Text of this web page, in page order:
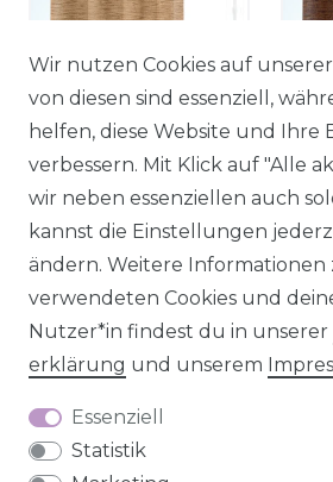
SCHÖNER LEBEN.
Thermovorhang
Thermochenille
Akustik Kälteschutz
goldbraun 245cm
oder Wunschlänge,
Aufhängung: Ösen
UVP 115,00 €
105,00 € *
Wir nutzen Cookies auf
von diesen sind essenziell,
helfen, diese Website und Ihre
verbessern. Mit Klick auf "Alle
wir neben essenziellen auch
kannst die Einstellungen
ändern. Weitere Informationen
verwendeten Cookies und
Nutzer*in findest du in unserer
erklärung und unserem
Essenziell
Statistik